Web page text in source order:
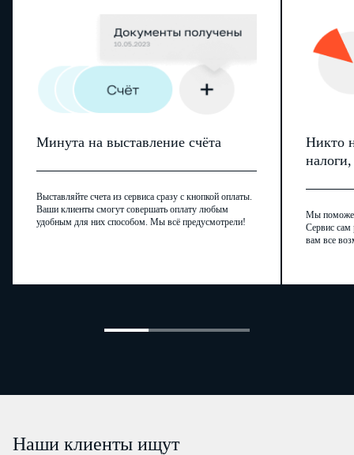
Минута на выставление счёта
Выставляйте счета из сервиса сразу с кнопкой оплаты.
Ваши клиенты смогут совершать оплату любым
удобным для них способом. Мы всё предусмотрели!
Никто
Мы
Сервис сам
вам все
Наши клиенты ищут